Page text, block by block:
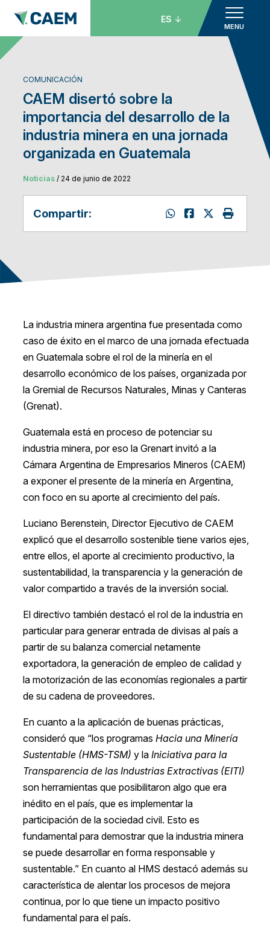
MENU
ES
COMUNICACIÓN
CAEM disertó sobre la
importancia del desarrollo de la
industria minera en una jornada
organizada en Guatemala
Noticias/ 24 de junio de 2022
Compartir:
La industria minera argentina fue presentada como
caso de éxito en el marco de una jornada efectuada
en Guatemala sobre el rol de la minería en el
desarrollo económico de los países, organizada por
la Gremial de Recursos Naturales, Minas y Canteras
(Grenat).
Guatemala está en proceso de potenciar su
industria minera, por eso la Grenart invitó a la
Cámara Argentina de Empresarios Mineros (CAEM)
a exponer el presente de la minería en Argentina,
con foco en su aporte al crecimiento del país.
Luciano Berenstein, Director Ejecutivo de CAEM
explicó que el desarrollo sostenible tiene varios ejes,
entre ellos, el aporte al crecimiento productivo, la
sustentabilidad, la transparencia y la generación de
valor compartido a través de la inversión social.
El directivo también destacó el rol de la industria en
particular para generar entrada de divisas al país a
partir de su balanza comercial netamente
exportadora, la generación de empleo de calidad y
la motorización de las economías regionales a partir
de su cadena de proveedores.
En cuanto a la aplicación de buenas prácticas,
consideró que “los programas Hacia una Minería
Sustentable (HMS-TSM) y la Iniciativa para la
Transparencia de las Industrias Extractivas (EITI)
son herramientas que posibilitaron algo que era
inédito en el país, que es implementar la
participación de la sociedad civil. Esto es
fundamental para demostrar que la industria minera
se puede desarrollar en forma responsable y
sustentable.” En cuanto al HMS destacó además su
característica de alentar los procesos de mejora
continua, por lo que tiene un impacto positivo
fundamental para el país.